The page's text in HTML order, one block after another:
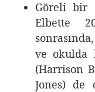
Göreli bir
Elbette
ve okulda
(Harrison
Jones) de